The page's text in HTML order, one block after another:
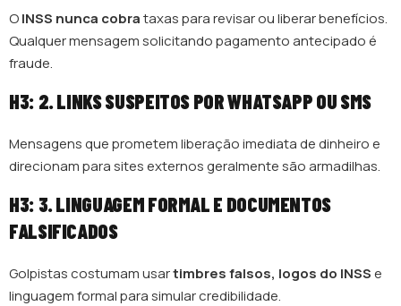
OINSS nunca cobrataxas para revisar ou liberar benefícios.
Qualquer mensagem solicitando pagamento antecipado é
fraude.
H3: 2. LINKS SUSPEITOS POR WHATSAPP OU SMS
Mensagens que prometem liberação imediata de dinheiro e
direcionam para sites externos geralmente são armadilhas.
H3: 3. LINGUAGEM FORMAL E DOCUMENTOS
FALSIFICADOS
Golpistas costumam usartimbres falsos, logos do INSSe
linguagem formal para simular credibilidade.